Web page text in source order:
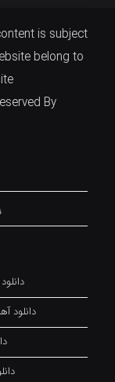
is subject
belong to
By
دانلود